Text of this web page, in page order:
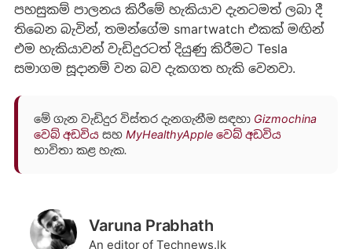
පහසුකම් පාලනය කිරීමේ හැකියාව දැනටමත් ලබා දී
තිබෙන බැවින්, තමන්ගේම smartwatch එකක් මඟින්
එම හැකියාවන් වැඩිදුරටත් දියුණු කිරීමට Tesla
සමාගම සූදානම් වන බව දැකගත හැකි වෙනවා.
මේ ගැන වැඩිදුර විස්තර දැනගැනීම සඳහා Gizmochina
වෙබ් අඩවියසහ MyHealthyApple වෙබ් අඩවිය
භාවිතා කළ හැක.
Varuna Prabhath
An editor of Technews.lk